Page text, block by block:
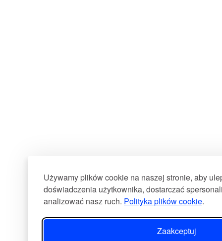
Używamy plików cookie na naszej stronie, aby
doświadczenia użytkownika, dostarczać
analizować nasz ruch. Polityka plików cookie.
Zaakceptuj